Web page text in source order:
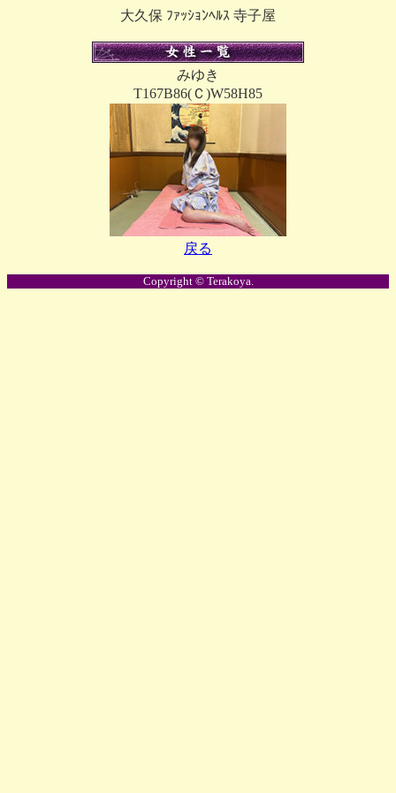
大久保 ﾌｧｯｼｮﾝﾍﾙｽ 寺子屋
みゆき
T167B86(Ｃ)W58H85
戻る
Copyright © Terakoya.